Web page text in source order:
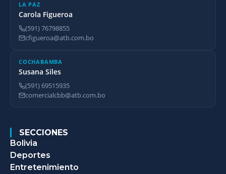
LA PAZ
Carola Figueroa
(591) 76798855
cfigueroa@atb.com.bo
COCHABAMBA
Susana Siles
(591) 69515935
comercialcbb@atb.com.bo
SECCIONES
Bolivia
Deportes
Entretenimiento